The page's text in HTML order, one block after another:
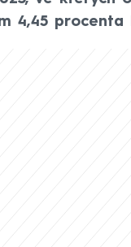
4,45 procenta